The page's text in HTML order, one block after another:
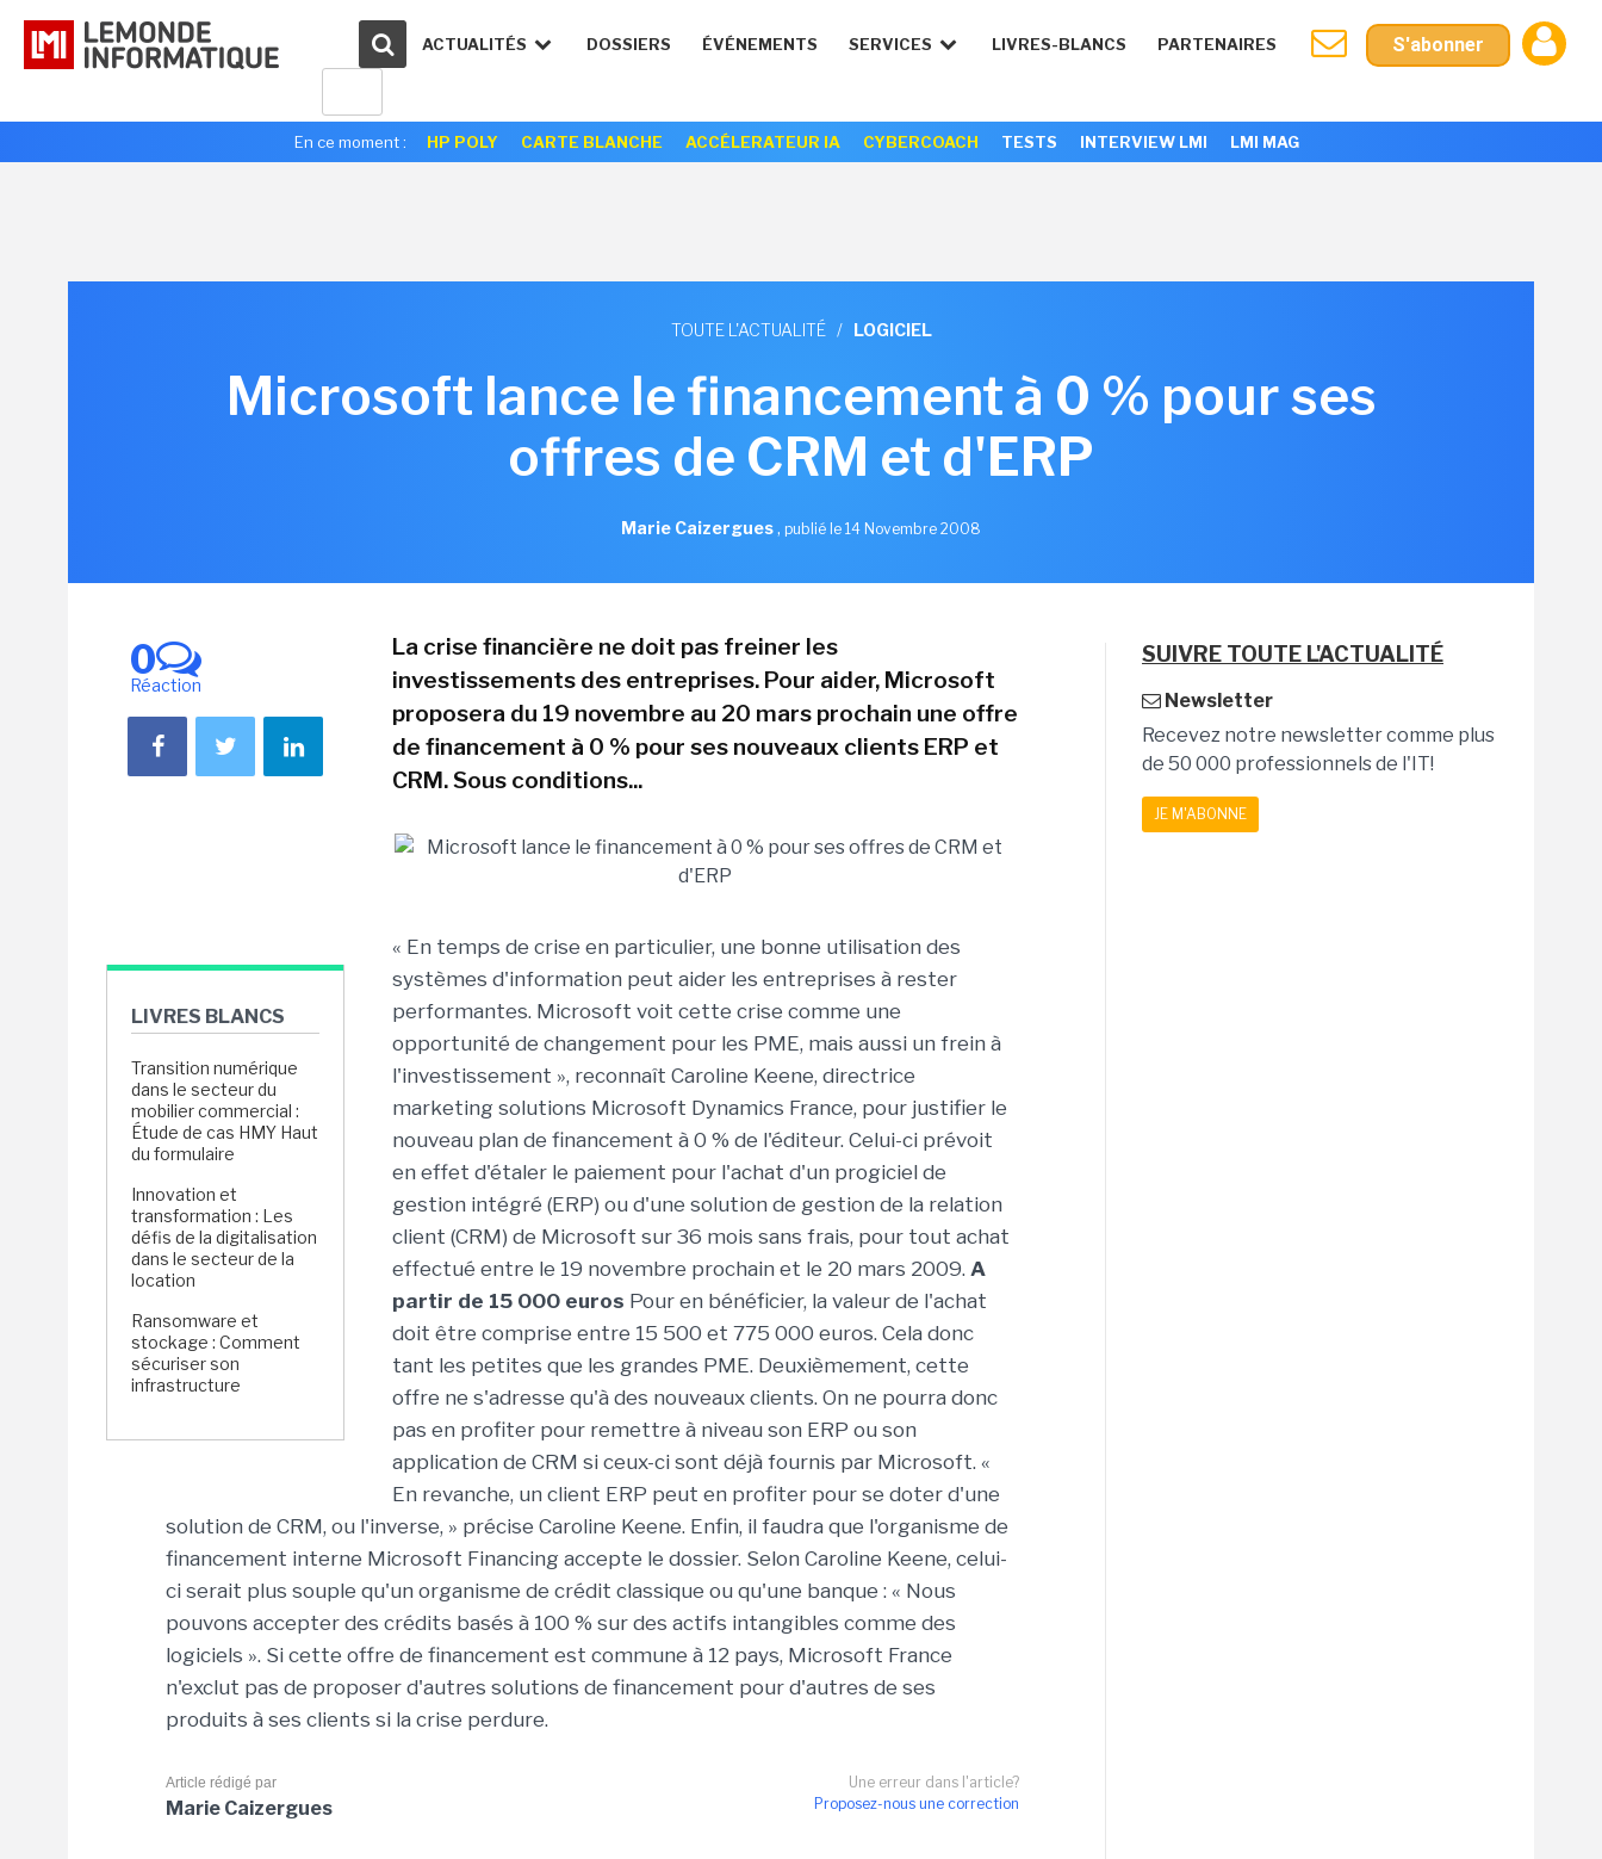
ACTUALITÉS DOSSIERS ÉVÉNEMENTS SERVICES LIVRES-BLANCS PARTENAIRES S'abonner
En ce moment : HP POLY CARTE BLANCHE ACCÉLERATEUR IA CYBERCOACH TESTS INTERVIEW LMI LMI MAG
TOUTE L'ACTUALITÉ / LOGICIEL
Microsoft lance le financement à 0 % pour ses
offres de CRM et d'ERP
Marie Caizergues, publié le 14 Novembre 2008
0
Réaction
LIVRES BLANCS
Transition numérique
dans le secteur du
mobilier commercial :
Étude de cas HMY Haut
du formulaire
Innovation et
transformation : Les
défis de la digitalisation
dans le secteur de la
location
Ransomware et
stockage : Comment
sécuriser son
infrastructure
La crise financière ne doit pas freiner les
investissements des entreprises. Pour aider, Microsoft
proposera du 19 novembre au 20 mars prochain une offre
de financement à 0 % pour ses nouveaux clients ERP et
CRM. Sous conditions...
« En temps de crise en particulier, une bonne utilisation des
systèmes d'information peut aider les entreprises à rester
performantes. Microsoft voit cette crise comme une
opportunité de changement pour les PME, mais aussi un frein à
l'investissement », reconnaît Caroline Keene, directrice
marketing solutions Microsoft Dynamics France, pour justifier le
nouveau plan de financement à 0 % de l'éditeur. Celui-ci prévoit
en effet d'étaler le paiement pour l'achat d'un progiciel de
gestion intégré (ERP) ou d'une solution de gestion de la relation
client (CRM) de Microsoft sur 36 mois sans frais, pour tout achat
effectué entre le 19 novembre prochain et le 20 mars 2009. A
partir de 15 000 euros Pour en bénéficier, la valeur de l'achat
doit être comprise entre 15 500 et 775 000 euros. Cela donc
tant les petites que les grandes PME. Deuxièmement, cette
offre ne s'adresse qu'à des nouveaux clients. On ne pourra donc
pas en profiter pour remettre à niveau son ERP ou son
application de CRM si ceux-ci sont déjà fournis par Microsoft. «
En revanche, un client ERP peut en profiter pour se doter d'une
solution de CRM, ou l'inverse, » précise Caroline Keene. Enfin, il faudra que l'organisme de
financement interne Microsoft Financing accepte le dossier. Selon Caroline Keene, celui-
ci serait plus souple qu'un organisme de crédit classique ou qu'une banque : « Nous
pouvons accepter des crédits basés à 100 % sur des actifs intangibles comme des
logiciels ». Si cette offre de financement est commune à 12 pays, Microsoft France
n'exclut pas de proposer d'autres solutions de financement pour d'autres de ses
produits à ses clients si la crise perdure.
Une erreur dans l'article?
Proposez-nous une correction
Article rédigé par
Marie Caizergues
SUIVRE TOUTE L'ACTUALITÉ
Newsletter
Recevez notre newsletter comme plus
de 50 000 professionnels de l'IT!
JE M'ABONNE